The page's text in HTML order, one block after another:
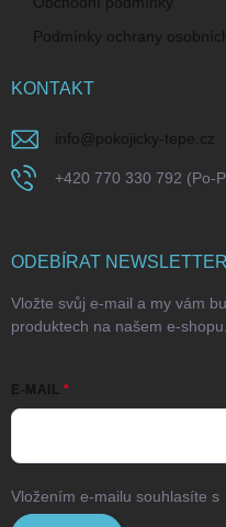
Podmínky ochrany
KONTAKT
info@pokojicky-tepe.cz
+420 770 330 792 (Po-
ODEBÍRAT NEWSLETTER
Vložte svůj e-mail a my vám
produktech na našem e-shopu.
E-MAIL
Vložením e-mailu souhlasíte s